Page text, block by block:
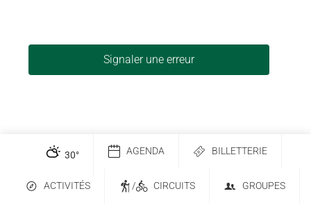
Signaler une erreur
30° AGENDA BILLETTERIE
ACTIVITÉS / CIRCUITS GROUPES